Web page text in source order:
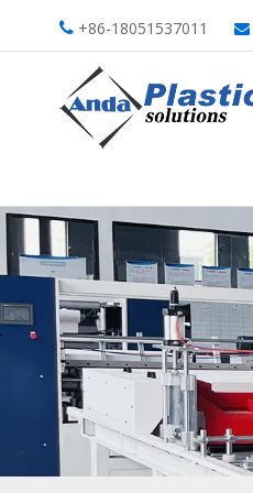
 +86-18051537011 